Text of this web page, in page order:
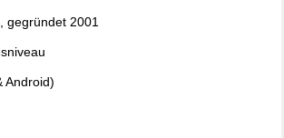
gegründet 2001
Android)